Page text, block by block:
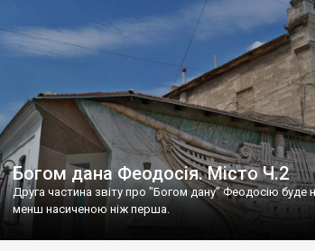
Богом дана Феодосія. Місто Ч.2
Друга частина звіту про "Богом дану" Феодосію буде
менш насиченою ніж перша.